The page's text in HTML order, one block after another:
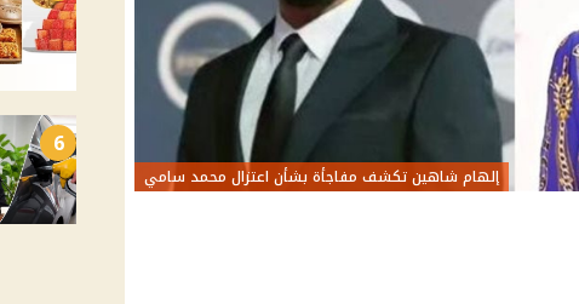
إلهام شاهين تكشف مفاجأة بشأن اعتزال محمد سامي
6